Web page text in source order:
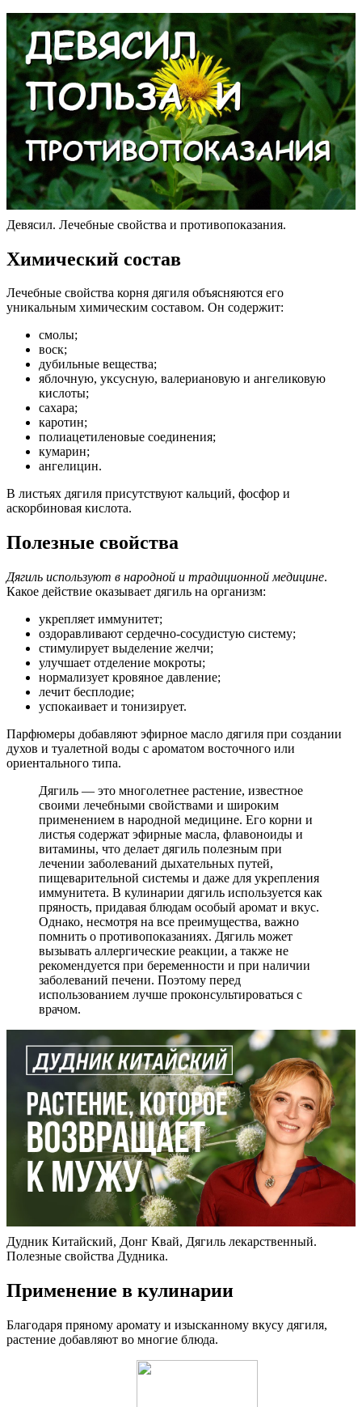
Девясил. Лечебные свойства и противопоказания.
Химический состав
Лечебные свойства корня дягиля объясняются его
уникальным химическим составом. Он содержит:
смолы;
воск;
дубильные вещества;
яблочную, уксусную, валериановую и ангеликовую
кислоты;
сахара;
каротин;
полиацетиленовые соединения;
кумарин;
ангелицин.
В листьях дягиля присутствуют кальций, фосфор и
аскорбиновая кислота.
Полезные свойства
Дягиль используют в народной и традиционной медицине.
Какое действие оказывает дягиль на организм:
укрепляет иммунитет;
оздоравливают сердечно-сосудистую систему;
стимулирует выделение желчи;
улучшает отделение мокроты;
нормализует кровяное давление;
лечит бесплодие;
успокаивает и тонизирует.
Парфюмеры добавляют эфирное масло дягиля при создании
духов и туалетной воды с ароматом восточного или
ориентального типа.
Дягиль — это многолетнее растение, известное
своими лечебными свойствами и широким
применением в народной медицине. Его корни и
листья содержат эфирные масла, флавоноиды и
витамины, что делает дягиль полезным при
лечении заболеваний дыхательных путей,
пищеварительной системы и даже для укрепления
иммунитета. В кулинарии дягиль используется как
пряность, придавая блюдам особый аромат и вкус.
Однако, несмотря на все преимущества, важно
помнить о противопоказаниях. Дягиль может
вызывать аллергические реакции, а также не
рекомендуется при беременности и при наличии
заболеваний печени. Поэтому перед
использованием лучше проконсультироваться с
врачом.
Дудник Китайский, Донг Квай, Дягиль лекарственный.
Полезные свойства Дудника.
Применение в кулинарии
Благодаря пряному аромату и изысканному вкусу дягиля,
растение добавляют во многие блюда.